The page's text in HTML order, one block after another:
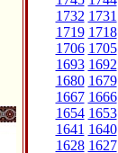
1732 1731
1719 1718
1706 1705
1693 1692
1680 1679
1667 1666
1654 1653
1641 1640
1628 1627